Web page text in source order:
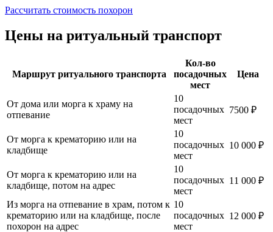
Рассчитать стоимость похорон
Цены на ритуальный транспорт
Маршрут ритуального транспорта
Кол-во
посадочных
мест
Цена
От дома или морга к храму на
отпевание
10
посадочных
мест
7500 ₽
От морга к крематорию или на
кладбище
10
посадочных
мест
10 000 ₽
От морга к крематорию или на
кладбище, потом на адрес
10
посадочных
мест
11 000 ₽
Из морга на отпевание в храм, потом к
крематорию или на кладбище, после
похорон на адрес
10
посадочных
мест
12 000 ₽